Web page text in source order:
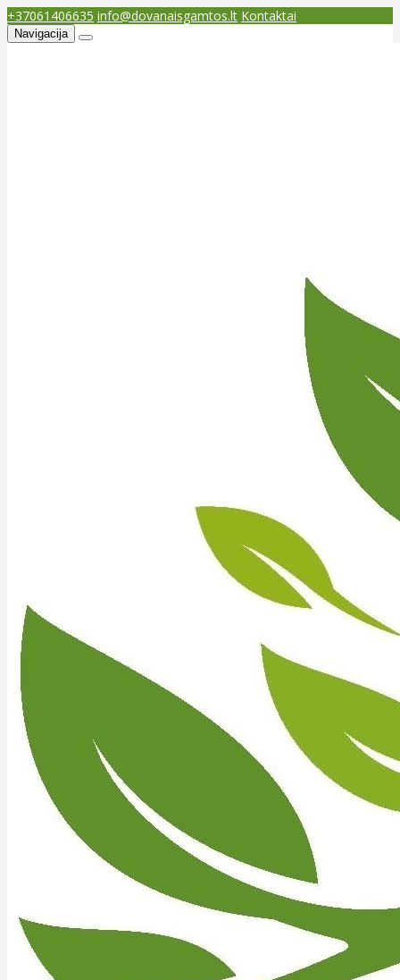
+37061406635 info@dovanaisgamtos.lt Kontaktai
Navigacija